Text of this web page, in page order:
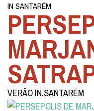
IN SANTARÉM
VERÃO IN.SANTARÉM